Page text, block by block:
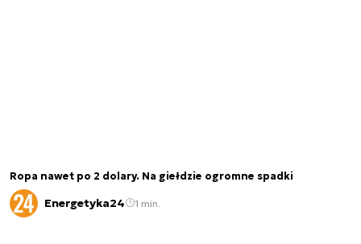
Ropa nawet po 2 dolary. Na giełdzie ogromne spadki
Energetyka24 1 min.